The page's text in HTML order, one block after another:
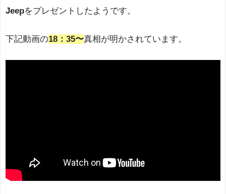
Jeepをプレゼントしたようです。
下記動画の18：35〜真相が明かされています。